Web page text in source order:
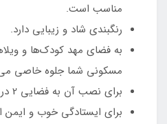
مناسب است.
رنگبندی شاد و زیبایی دارد.
به فضای مهد کودک‌ها و
مسکونی شما جلوه خاصی
برای نصب آن به فضایی 2 در 3 نیاز است.
برای ایستادگی خوب و ایمن